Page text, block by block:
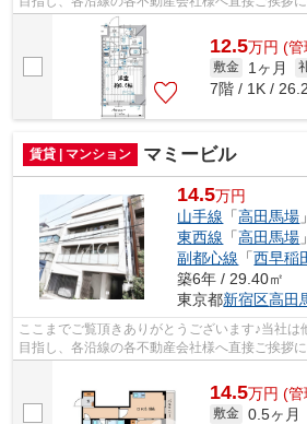
様へ提供しております！最新の情報は...
12.5万円 (管
敷金 1ヶ月
7階 / 1K /
賃貸 | マンション マミービル
14.5万円
山手線 「高田馬場
東西線 「高田馬場
副都心線 「西早稲
築6年 / 29.40㎡
東京都新宿区高田
ここまでご覧頂きありがとうございます♪当社は
目指し、各沿線の各不動産会社様へ直接ご挨拶
14.5万円 (管
敷金 0.5ヶ月